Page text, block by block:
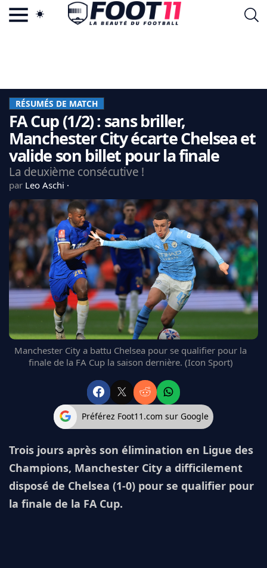
LA CHARTE
VIE PRIVÉE
CGU
CONTACTEZ-NOUS
CDM 2026
EDF
PSG
LIGUE 1
REAL MADRID
FC BARCELONE
MANCHESTER UNITED
CHELSEA
BAYERN
L'AVIS DE LA RÉDAC'
RÉSUMÉS DE MATCH
FA Cup (1/2) : sans briller,
Manchester City écarte Chelsea et
valide son billet pour la finale
La deuxième consécutive !
par Leo Aschi
Manchester City a battu Chelsea pour se qualifier pour la
finale de la FA Cup la saison dernière. (Icon Sport)
Préférez Foot11.com sur Google
Trois jours après son élimination en Ligue des
Champions, Manchester City a difficilement
disposé de Chelsea (1-0) pour se qualifier pour
la finale de la FA Cup.